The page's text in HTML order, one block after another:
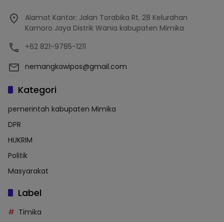
Alamat Kantor: Jalan Torabika Rt. 28 Kelurahan
Kamoro Jaya Distrik Wania kabupaten Mimika
+62 821-9785-1211
nemangkawipos@gmail.com
Kategori
pemerintah kabupaten Mimika
DPR
HUKRIM
Politik
Masyarakat
Label
Timika